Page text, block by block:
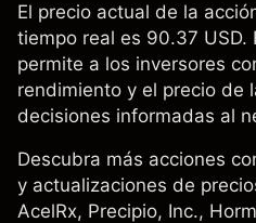
El precio actual de la
tiempo real es 90.37 USD.
permite a los inversores
rendimiento y el precio de
decisiones informadas al
Descubra más acciones
y actualizaciones de
AcelRx, Precipio, Inc.,